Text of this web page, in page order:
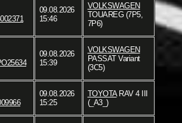
09.08.2026
15:46
VOLKSWAGEN
TOUAREG (7P5,
7P6)
09.08.2026
15:39
VOLKSWAGEN
PASSAT Variant
(3C5)
09.08.2026
15:25
TOYOTARAV 4 III
(_A3_)